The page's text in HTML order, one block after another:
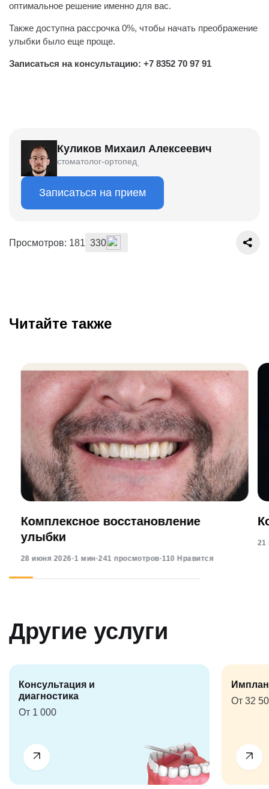
оптимальное решение именно для вас.
Также доступна рассрочка 0%, чтобы начать преображение
улыбки было еще проще.
Записаться на консультацию: +7 8352 70 97 91
Куликов Михаил Алексеевич
стоматолог-ортопед·
Записаться на прием
Просмотров: 181 330
Читайте также
Комплексное восстановление
улыбки
28 июня 2026·1 мин·241 просмотров·110 Нравится
21
Другие услуги
Консультация и
диагностика
От 1 000
От 32